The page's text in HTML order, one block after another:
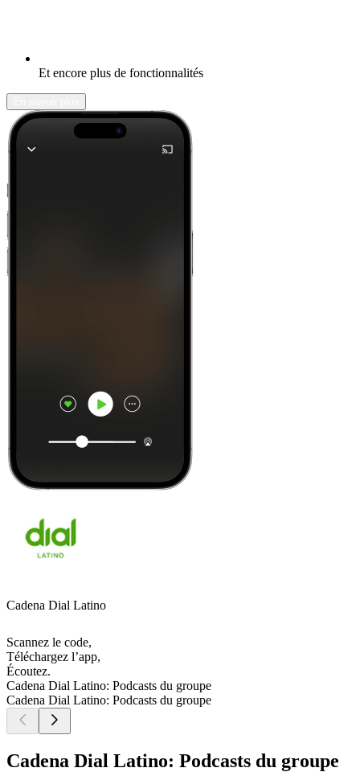
Et encore plus de fonctionnalités
Cadena Dial Latino
Scannez le code,
Téléchargez l’app,
Écoutez.
Cadena Dial Latino: Podcasts du groupe
Cadena Dial Latino: Podcasts du groupe
Cadena Dial Latino: Podcasts du groupe